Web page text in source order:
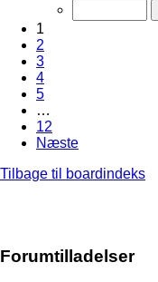
1
2
3
4
5
…
12
Næste
Tilbage til boardindeks
Forumtilladelser